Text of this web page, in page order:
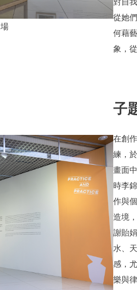
對自
從她
何藉
象，
子
在創
練，
畫面
時李
作與
造境
謝貽
水、
感，
樂與